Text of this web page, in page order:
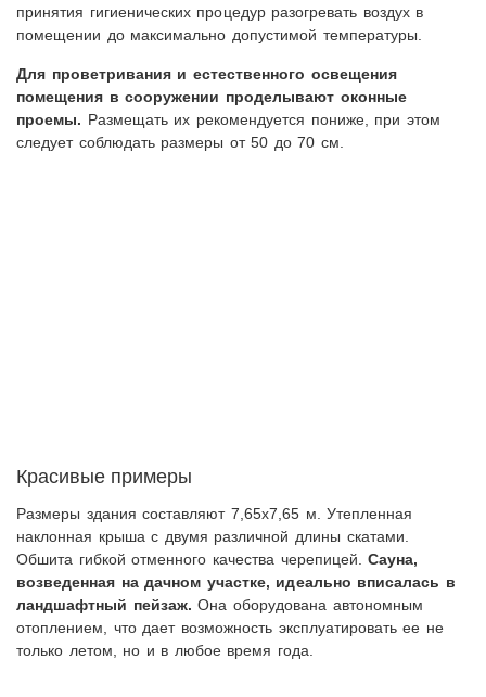
принятия гигиенических процедур разогревать воздух в
помещении до максимально допустимой температуры.
Для проветривания и естественного освещения
помещения в сооружении проделывают оконные
проемы. Размещать их рекомендуется пониже, при этом
следует соблюдать размеры от 50 до 70 см.
Красивые примеры
Размеры здания составляют 7,65х7,65 м. Утепленная
наклонная крыша с двумя различной длины скатами.
Обшита гибкой отменного качества черепицей.
Сауна,
возведенная на дачном участке, идеально вписалась в
ландшафтный пейзаж.Она оборудована автономным
отоплением, что дает возможность эксплуатировать ее не
только летом, но и в любое время года.